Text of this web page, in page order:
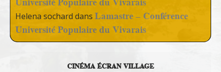
Helena sochard dans Lamastre – Conférence
Université Populaire du Vivarais
CINÉMA ÉCRAN VILLAGE